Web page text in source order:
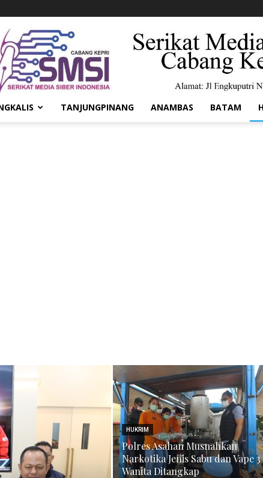
TANJUNGPINANG ANAMBAS BATAM
HUKRIM
Polres Asahan Musnahkan
Narkotika Jenis Sabu dan Vape 3
Wanita Ditangkap